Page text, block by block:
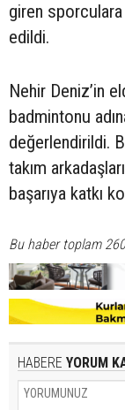
giren
edildi.
Nehir Deniz’in
badmintonu
değerlendirildi.
takım
başarıya katkı
Bu haber toplam
HABERE YORUM